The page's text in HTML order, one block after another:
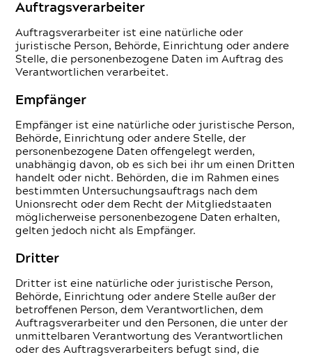
Auftragsverarbeiter
Auftragsverarbeiter ist eine natürliche oder
juristische Person, Behörde, Einrichtung oder andere
Stelle, die personenbezogene Daten im Auftrag des
Verantwortlichen verarbeitet.
Empfänger
Empfänger ist eine natürliche oder juristische Person,
Behörde, Einrichtung oder andere Stelle, der
personenbezogene Daten offengelegt werden,
unabhängig davon, ob es sich bei ihr um einen Dritten
handelt oder nicht. Behörden, die im Rahmen eines
bestimmten Untersuchungsauftrags nach dem
Unionsrecht oder dem Recht der Mitgliedstaaten
möglicherweise personenbezogene Daten erhalten,
gelten jedoch nicht als Empfänger.
Dritter
Dritter ist eine natürliche oder juristische Person,
Behörde, Einrichtung oder andere Stelle außer der
betroffenen Person, dem Verantwortlichen, dem
Auftragsverarbeiter und den Personen, die unter der
unmittelbaren Verantwortung des Verantwortlichen
oder des Auftragsverarbeiters befugt sind, die